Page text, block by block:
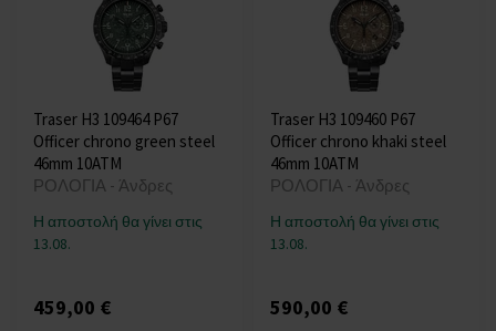
Traser H3 109464 P67
Officer chrono green steel
46mm 10ATM
ΡΟΛΟΓΙΑ - Άνδρες
Η αποστολή θα γίνει στις
13.08.
459,00 €
Traser H3 109460 P67
Officer chrono khaki steel
46mm 10ATM
ΡΟΛΟΓΙΑ - Άνδρες
Η αποστολή θα γίνει στις
13.08.
590,00 €